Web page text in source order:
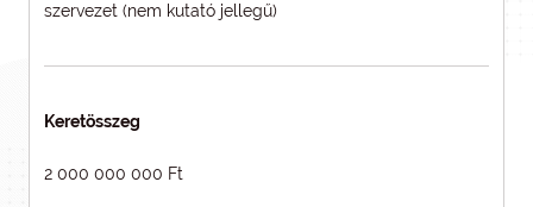
szervezet (nem kutató jellegű)
Keretösszeg
2 000 000 000 Ft